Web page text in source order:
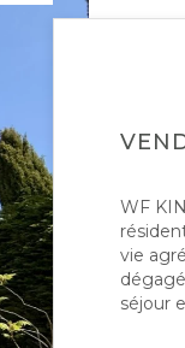
WF
vie
séjour